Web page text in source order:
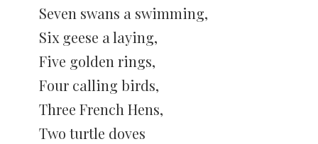
Seven swans a swimming,
Six geese a laying,
Five golden rings,
Four calling birds,
Three French Hens,
Two turtle doves